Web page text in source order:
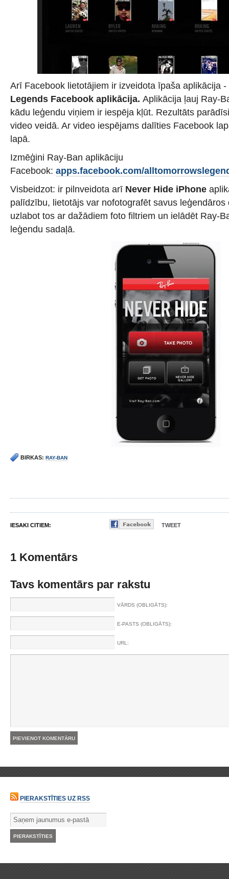
Arī Facebook lietotājiem ir izveidota īpaša aplikācija -
Legends Facebook aplikācija. Aplikācija ļauj Ray-
kādu leģendu viņiem ir iespēja kļūt. Rezultāts
video veidā. Ar video iespējams dalīties Facebook
lapā.
Izmēģini Ray-Ban aplikāciju
Facebook: apps.facebook.com/
Visbeidzot: ir pilnveidota arī Never Hide iPhone
palīdzību, lietotājs var nofotografēt savus
uzlabot tos ar dažādiem foto filtriem un ielādēt Ray-
leģendu sadaļā.
BIRKAS: RAY-BAN
IESAKI CITIEM: TWEET
1 Komentārs
Tavs komentārs par rakstu
VĀRDS (OBLIGĀTS):
E-PASTS (OBLIGĀTS):
URL:
PIERAKSTĪTIES UZ RSS